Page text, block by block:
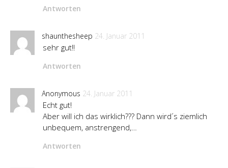
Antworten
shaunthesheep 24. Januar 2011
sehr gut!!
Antworten
Anonymous 24. Januar 2011
Echt gut!
Aber will ich das wirklich??? Dann wird´s ziemlich
unbequem, anstrengend,…
Antworten